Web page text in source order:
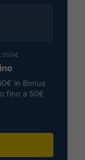
in Bonus
fino a 50€